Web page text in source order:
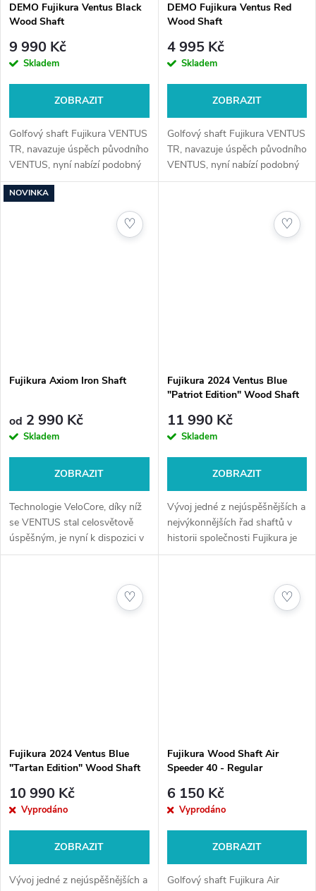
DEMO Fujikura Ventus Black
Wood Shaft
9 990 Kč
Skladem
ZOBRAZIT
Golfový shaft Fujikura VENTUS
TR, navazuje úspěch původního
VENTUS, nyní nabízí podobný
pocit jako jeho původní model,
ale poskytuje nižší vzlet a rotaci
DEMO Fujikura Ventus Red
Wood Shaft
4 995 Kč
Skladem
ZOBRAZIT
Golfový shaft Fujikura VENTUS
TR, navazuje úspěch původního
VENTUS, nyní nabízí podobný
pocit jako jeho původní model,
NOVINKA
Fujikura Axiom Iron Shaft
od 2 990 Kč
Skladem
ZOBRAZIT
Technologie VeloCore, díky níž
se VENTUS stal celosvětově
úspěšným, je nyní k dispozici v
novém kompozitním shaftu pro
éru výkonných shaftů pro...
♡
Fujikura 2024 Ventus Blue
"Patriot Edition" Wood Shaft
11 990 Kč
Skladem
ZOBRAZIT
Vývoj jedné z nejúspěšnějších a
nejvýkonnějších řad shaftů v
historii společnosti Fujikura je
tu, aby opět změnil hru. Zcela
♡
Fujikura 2024 Ventus Blue
"Tartan Edition" Wood Shaft
10 990 Kč
Vyprodáno
ZOBRAZIT
Vývoj jedné z nejúspěšnějších a
♡
Fujikura Wood Shaft Air
Speeder 40 - Regular
6 150 Kč
Vyprodáno
ZOBRAZIT
Golfový shaft Fujikura Air
♡